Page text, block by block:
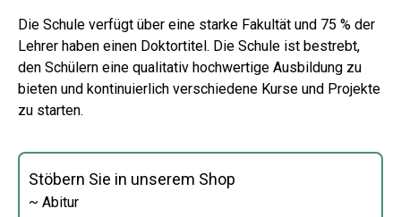
Stöbern Sie in unserem Shop
~ Abitur
Die Schule verfügt über eine starke Fakultät und 75 % der
Lehrer haben einen Doktortitel. Die Schule ist bestrebt,
den Schülern eine qualitativ hochwertige Ausbildung zu
bieten und kontinuierlich verschiedene Kurse und Projekte
zu starten.